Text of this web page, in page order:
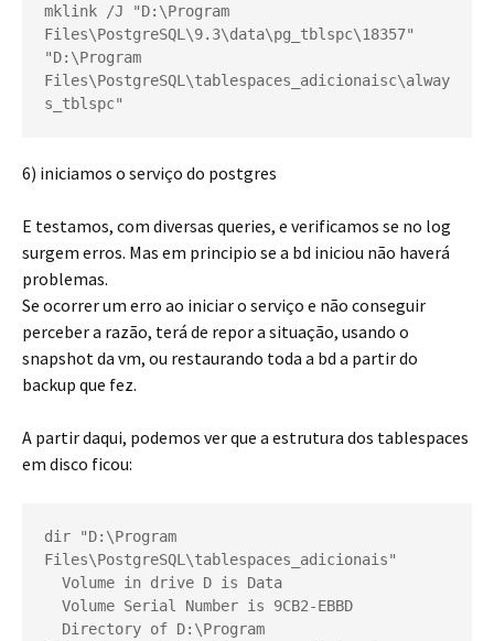
mklink /J "D:\Program
Files\PostgreSQL\9.3\data\pg_tblspc\18357"
"D:\Program
Files\PostgreSQL\tablespaces_adicionaisc\alway
s_tblspc"
6) iniciamos o serviço do postgres
E testamos, com diversas queries, e verificamos se no log
surgem erros. Mas em principio se a bd iniciou não haverá
problemas.
Se ocorrer um erro ao iniciar o serviço e não conseguir
perceber a razão, terá de repor a situação, usando o
snapshot da vm, ou restaurando toda a bd a partir do
backup que fez.
A partir daqui, podemos ver que a estrutura dos tablespaces
em disco ficou:
dir "D:\Program
Files\PostgreSQL\tablespaces_adicionais"
  Volume in drive D is Data
  Volume Serial Number is 9CB2-EBBD